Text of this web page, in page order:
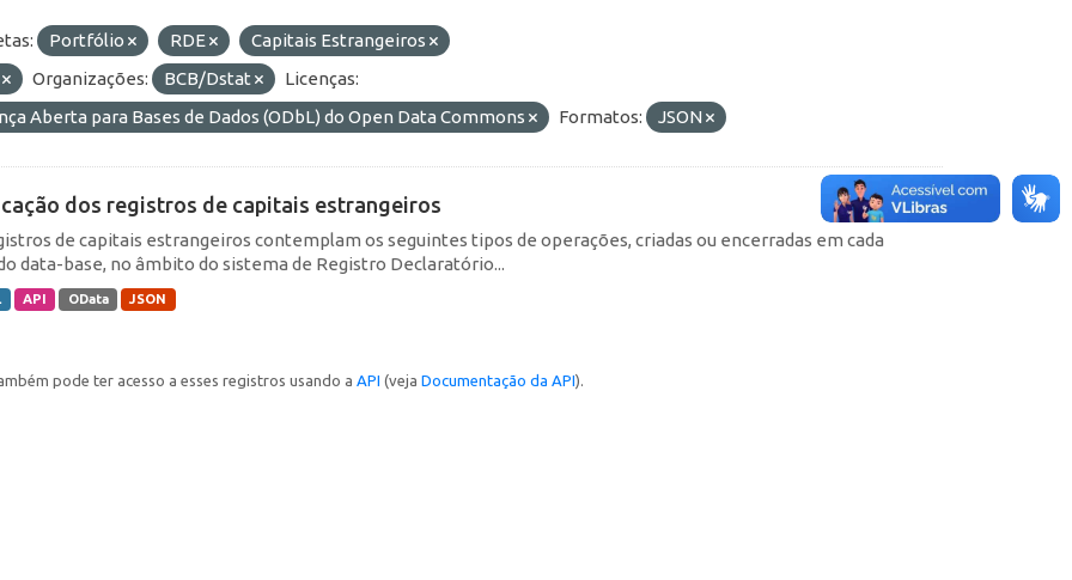
Portfólio RDE
Capitais Estrangeiros
Organizações: BCB/Dstat
Licenças:
Aberta para Bases de Dados (ODbL) do Open Data Commons
Formatos: JSON
dos registros de capitais estrangeiros
de capitais estrangeiros contemplam os seguintes tipos de operações, criadas ou encerradas em cada
data-base, no âmbito do sistema de Registro Declaratório...
API OData JSON
pode ter acesso a esses registros usando a API (veja Documentação da API).